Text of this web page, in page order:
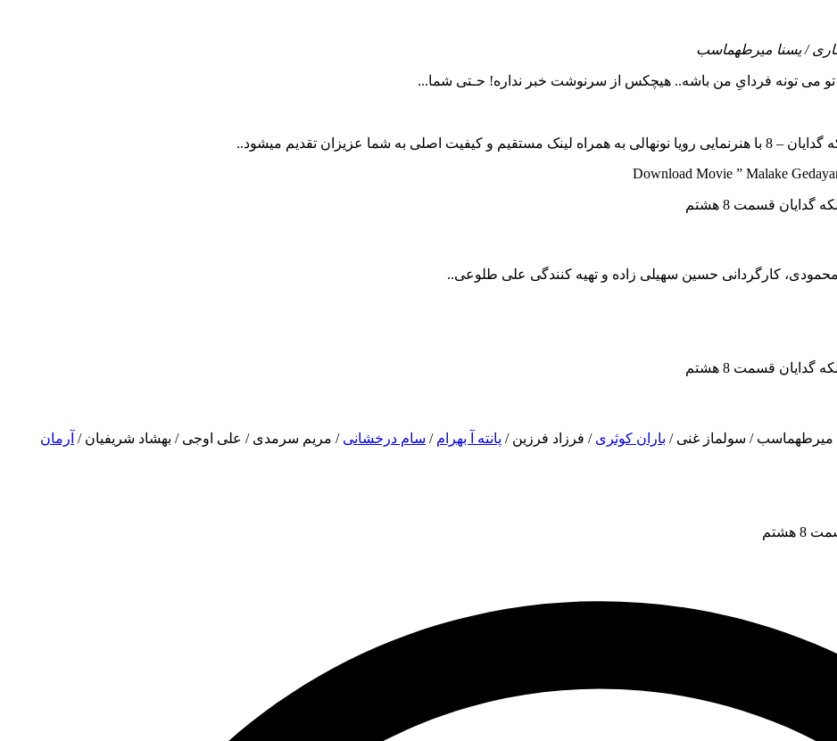
/ یسنا میرطهماسب
می تونه فردایِ من باشه.. هیچکس از سرنوشت خبر نداره! حـتی شما...
به شما عزیزان تقدیم میشود..
Download Movie ” Malake
کارگردانی حسین سهیلی زاده و تهیه کنندگی علی طلوعی..
میرطهماسب / سولماز غنی / باران کوثری / فرزاد فرزین / پانته آ بهرام / سام درخشانی / مریم سرمدی / علی اوجی / بهشاد شریفیان / آرمان
هشتم